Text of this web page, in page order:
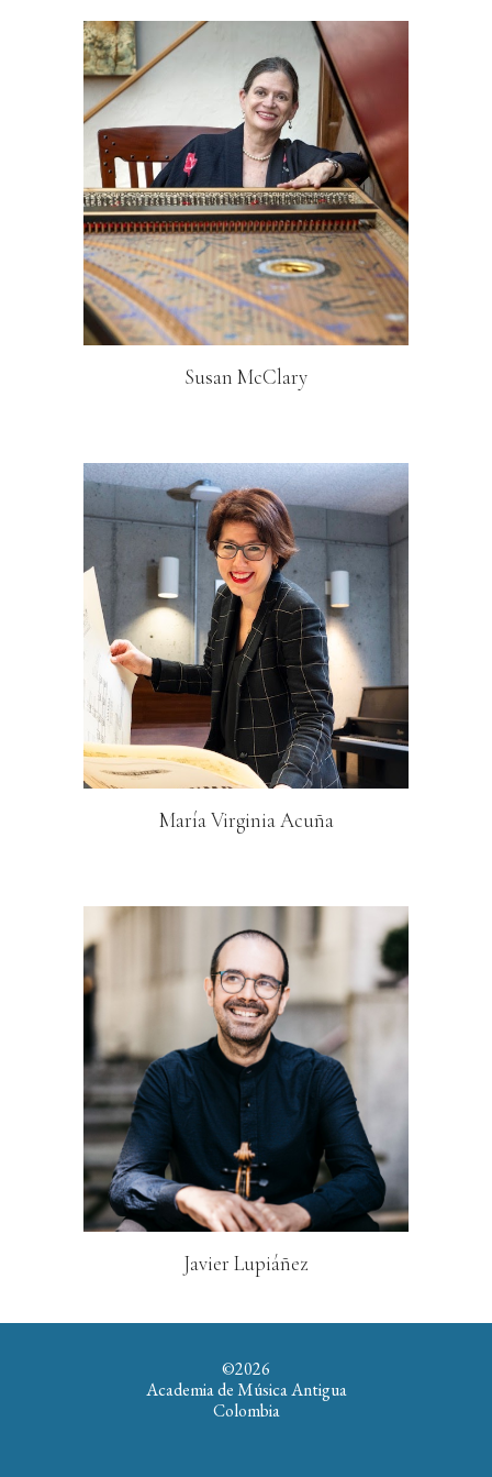
Susan McClary
María Virginia Acuña
Javier Lupiáñez
©2026
Academia de Música Antigua
Colombia